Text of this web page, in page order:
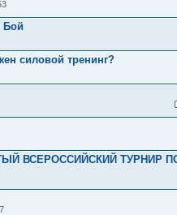
Бой
силовой тренинг?
ВСЕРОССИЙСКИЙ ТУРНИР